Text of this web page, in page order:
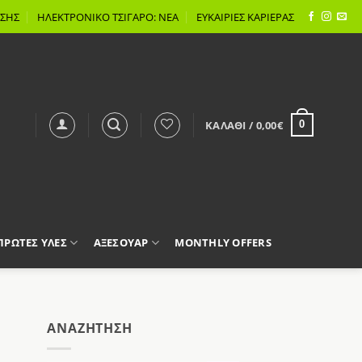
ΗΛΕΚΤΡΟΝΙΚΟ ΤΣΙΓΑΡΟ: ΝΕΑ ΕΥΚΑΙΡΙΕΣ ΚΑΡΙΕΡΑΣ
ΚΑΛΆΘΙ / 0,00€ 0
ΥΛΕΣ ΑΞΕΣΟΥΑΡ MONTHLY OFFERS
AΝΑΖΉΤΗΣΗ